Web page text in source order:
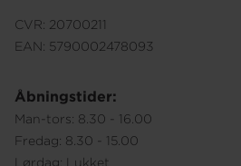
CVR: 20700211
EAN: 5790002478093
Åbningstider:
Man-tors: 8.30 - 16.00
Fredag: 8.30 - 15.00
Lørdag: Lukket